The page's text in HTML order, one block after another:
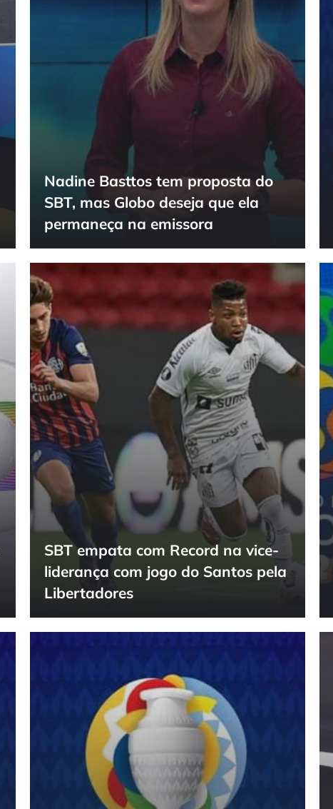
Nadine Basttos tem proposta do
SBT, mas Globo deseja que ela
permaneça na emissora
SBT empata com Record na vice-
liderança com jogo do Santos pela
Libertadores